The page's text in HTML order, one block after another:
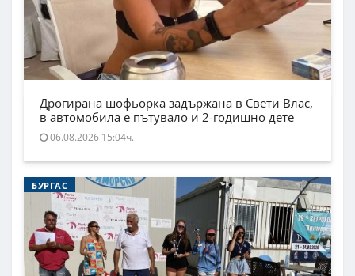
Дрогирана шофьорка задържана в Свети Влас,
в автомобила е пътувало и 2-годишно дете
06.08.2026 15:04ч.
БУРГАС